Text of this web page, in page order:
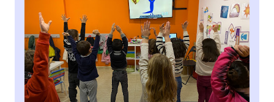
E
N
G
L
I